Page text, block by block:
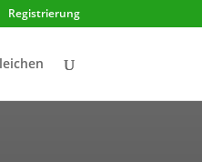
Registrierung